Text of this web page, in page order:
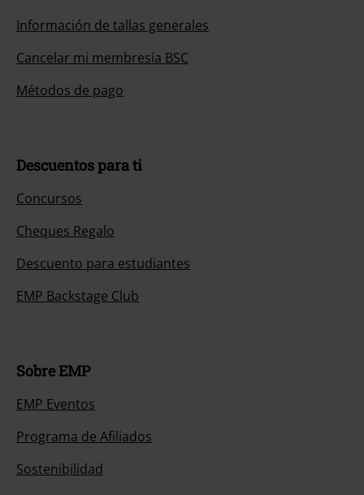
Información de tallas generales
Cancelar mi membresía BSC
Métodos de pago
Descuentos para ti
Concursos
Cheques Regalo
Descuento para estudiantes
EMP Backstage Club
Sobre EMP
EMP Eventos
Programa de Afiliados
Sostenibilidad